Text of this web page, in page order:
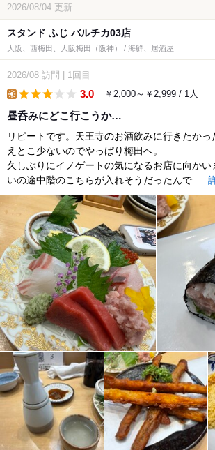
2026/08/04 更新
スタンド ふじ バルチカ03店
大阪、西梅田、大阪梅田（阪神） / 海鮮、居酒屋
2026/08 訪問 1回目
3.0 ￥2,000～￥2,999 / 1人
昼呑みにどこ行こうか…
リピートです。天王寺のお酒飲みに行きたかっ
えとこ少ないのでやっぱり梅田へ。
久しぶりにイノゲートの気になるお店に向か
いの途中階のこちらが入れそうだったんで...